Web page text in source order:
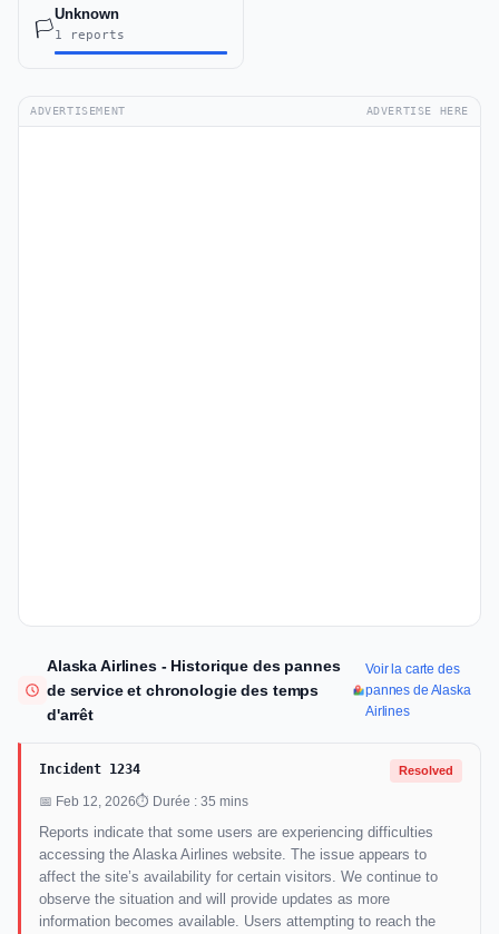
🏳️
Unknown
1 reports
ADVERTISEMENT ADVERTISE HERE
Alaska Airlines - Historique des pannes
de service et chronologie des temps
d'arrêt
Voir la carte des
pannes de Alaska
Airlines
Incident 1234 Resolved
📅 Feb 12, 2026⏱ Durée : 35 mins
Reports indicate that some users are experiencing difficulties
accessing the Alaska Airlines website. The issue appears to
affect the site’s availability for certain visitors. We continue to
observe the situation and will provide updates as more
information becomes available. Users attempting to reach the